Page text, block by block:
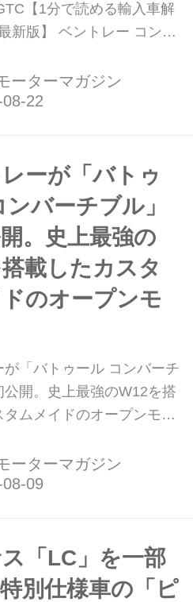
【1分で読める輸入車解
新版】 ベントレー コンチ
Continental
GTC)現行モデル発表
ーターマガジン
ーが「バトゥ
バーチブル」
。史上最強の
載したカスタ
のオープンモ
が「バトゥール コンバーチ
公開。史上最強のW12を搭
タムメイドのオープンモデ
カスタマイズ&プロジェ
ある「マリナー」が製作し
ーターマガジン
「LC」を一部
別仕様車の「ピ